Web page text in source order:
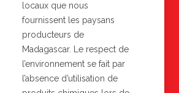
locaux que nous
fournissent les paysans
producteurs de
Madagascar. Le respect de
l’environnement se fait par
l’absence d’utilisation de